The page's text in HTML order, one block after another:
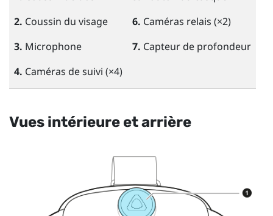
2. Coussin du visage
3. Microphone
4. Caméras de suivi (×4)
6. Caméras relais (×2)
7. Capteur de profondeur
Vues intérieure et arrière